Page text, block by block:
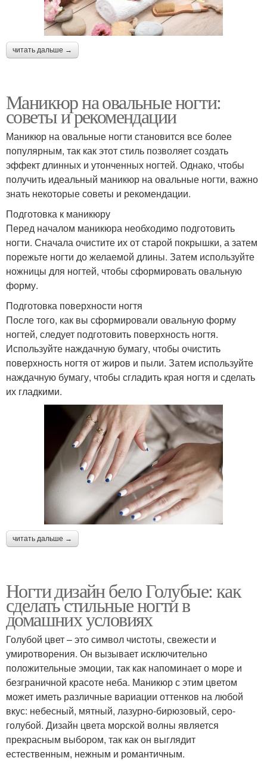
читать дальше →
Маникюр на овальные ногти:
советы и рекомендации
Маникюр на овальные ногти становится все более
популярным, так как этот стиль позволяет создать
эффект длинных и утонченных ногтей. Однако, чтобы
получить идеальный маникюр на овальные ногти, важно
знать некоторые советы и рекомендации.
Подготовка к маникюру
Перед началом маникюра необходимо подготовить
ногти. Сначала очистите их от старой покрышки, а затем
порежьте ногти до желаемой длины. Затем используйте
ножницы для ногтей, чтобы сформировать овальную
форму.
Подготовка поверхности ногтя
После того, как вы сформировали овальную форму
ногтей, следует подготовить поверхность ногтя.
Используйте наждачную бумагу, чтобы очистить
поверхность ногтя от жиров и пыли. Затем используйте
наждачную бумагу, чтобы сгладить края ногтя и сделать
их гладкими.
читать дальше →
Ногти дизайн бело Голубые: как
сделать стильные ногти в
домашних условиях
Голубой цвет – это символ чистоты, свежести и
умиротворения. Он вызывает исключительно
положительные эмоции, так как напоминает о море и
безграничной красоте неба. Маникюр с этим цветом
может иметь различные вариации оттенков на любой
вкус: небесный, мятный, лазурно-бирюзовый, серо-
голубой. Дизайн цвета морской волны является
прекрасным выбором, так как он выглядит
естественным, нежным и романтичным.